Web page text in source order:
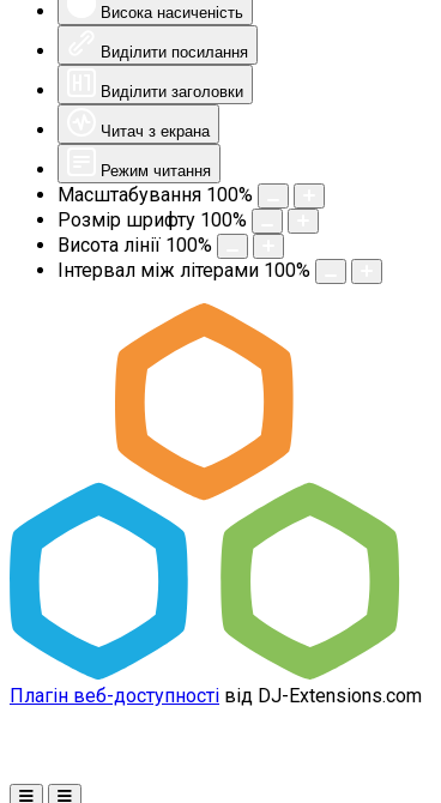
Висока насиченість
Виділити посилання
Виділити заголовки
Читач з екрана
Режим читання
Масштабування 100%
Розмір шрифту 100%
Висота лінії 100%
Інтервал між літерами 100%
Плагін веб-доступності від DJ-Extensions.com